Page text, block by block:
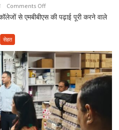
किया
नोटिस
Comments Offon
MBBS
3
साल
सरकारी
सेवा
जरूरी!
फिर
ही
कर
से एमबीबीएस की पढ़ाई पूरी करने वाले
सेहत